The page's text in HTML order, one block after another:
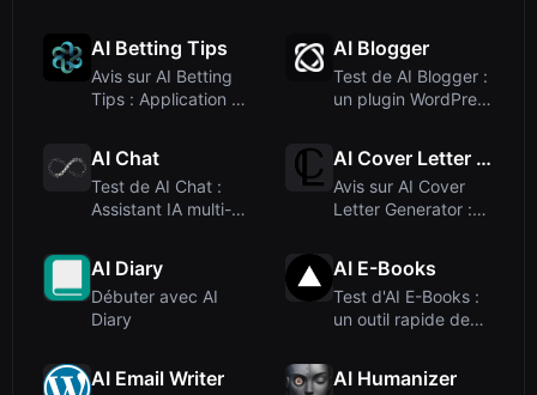
AI Betting Tips
Avis sur AI Betting
Tips : Application de
AI Blogger
Test de AI Blogger :
un plugin WordPress
AI Chat
Test de AI Chat :
Assistant IA multi-
AI Cover Letter Generator
Avis sur AI Cover
Letter Generator :
AI Diary
Débuter avec AI
Diary
AI E-Books
Test d'AI E-Books :
un outil rapide de
AI Email Writer AI Humanizer